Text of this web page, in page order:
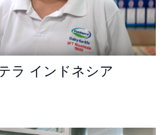
ラ インドネシア